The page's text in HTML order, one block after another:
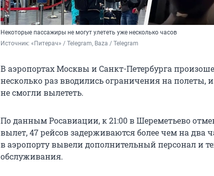
Некоторые пассажиры не могут улететь уже несколько часов
Источник: «Питерач» / Telegram, Baza / Telegram
В аэропортах Москвы и Санкт-Петербурга
несколько раз вводились ограничения на полеты,
не смогли вылететь.
По данным Росавиации, к 21:00 в Шереметьево
вылет, 47 рейсов задерживаются более чем на два
в аэропорту вывели дополнительный персонал и
обслуживания.